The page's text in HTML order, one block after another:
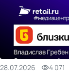
28.07.2026 4 071